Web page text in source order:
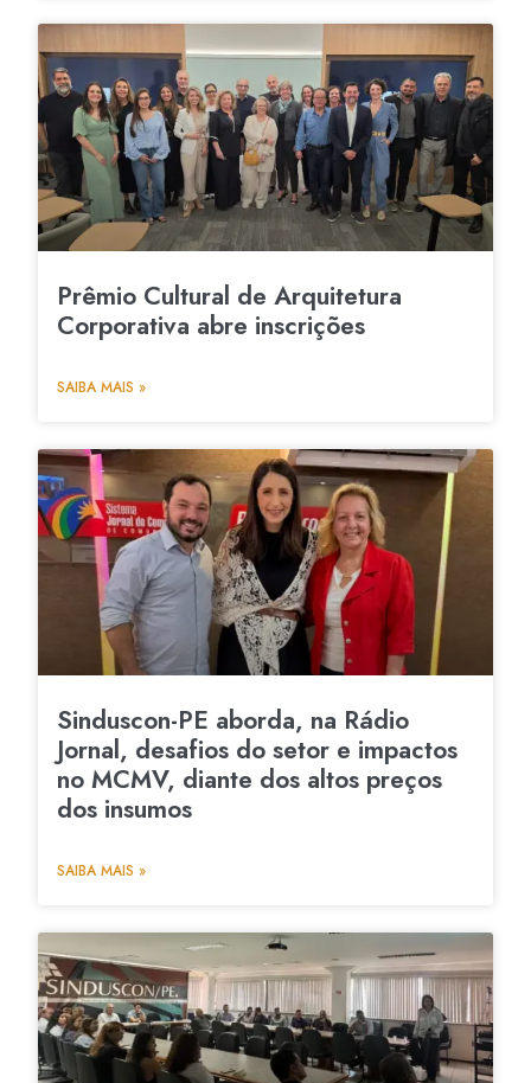
Prêmio Cultural de Arquitetura
Corporativa abre inscrições
SAIBA MAIS »
Sinduscon-PE aborda, na Rádio
Jornal, desafios do setor e impactos
no MCMV, diante dos altos preços
dos insumos
SAIBA MAIS »